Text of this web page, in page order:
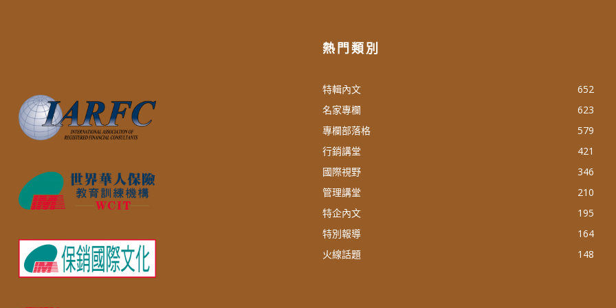
熱門類別
特輯內文
652
名家專欄
623
專欄部落格
579
行銷講堂
421
國際視野
346
管理講堂
210
特企內文
195
特別報導
164
火線話題
148